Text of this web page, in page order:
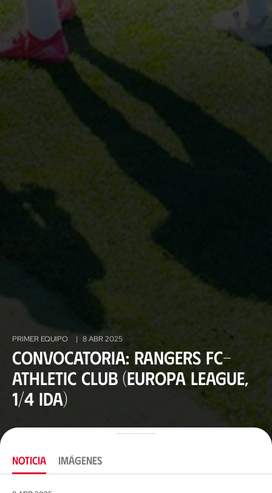
PRIMER EQUIPO | 8 ABR 2025
Convocatoria: Rangers FC-
Athletic Club (Europa League,
1/4 ida)
NOTICIA IMÁGENES